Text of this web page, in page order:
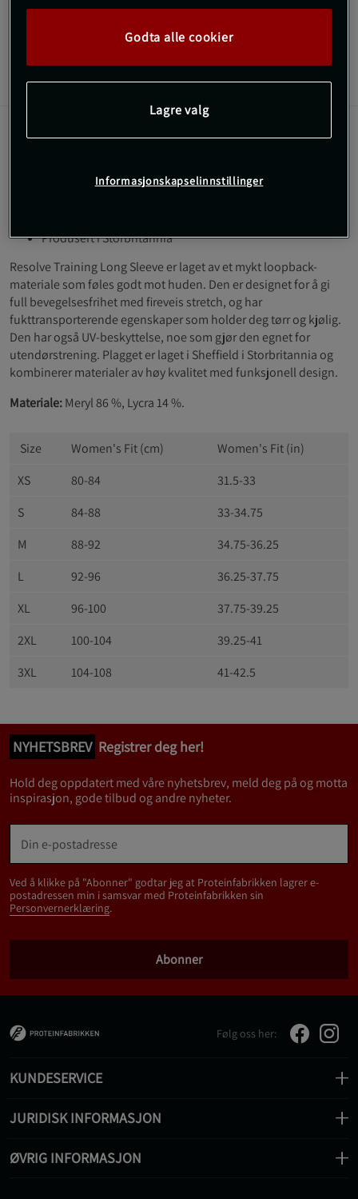
Informasjon Anmeldelser
Dette langermede plagget kombinerer funksjonalitet og
Produsert i Storbritannia
Resolve Training Long Sleeve er laget av et mykt loopback-
materiale som føles godt mot huden. Den er designet for å gi
full bevegelsesfrihet med fireveis stretch, og har
fukttransporterende egenskaper som holder deg tørr og kjølig.
Den har også UV-beskyttelse, noe som gjør den egnet for
utendørstrening. Plagget er laget i Sheffield i Storbritannia og
kombinerer materialer av høy kvalitet med funksjonell design.
Materiale:Meryl 86 %, Lycra 14 %.
Size Women's Fit (cm)
Women's Fit (in)
XS
80-84
31.5-33
S
84-88
33-34.75
M
88-92
34.75-36.25
L
92-96
36.25-37.75
XL
96-100
37.75-39.25
2XL
100-104
39.25-41
3XL
104-108 41-42.5
NYHETSBREV Registrer deg her!
Hold deg oppdatert med våre nyhetsbrev, meld deg på og motta
inspirasjon, gode tilbud og andre nyheter.
Ved å klikke på "Abonner" godtar jeg at Proteinfabrikken lagrer e-
postadressen min i samsvar med Proteinfabrikken sin
Personvernerklæring.
Abonner
Følg oss her:
KUNDESERVICE
JURIDISK INFORMASJON
ØVRIG INFORMASJON
Godta alle cookier
Lagre valg
Informasjonskapselinnstillinger